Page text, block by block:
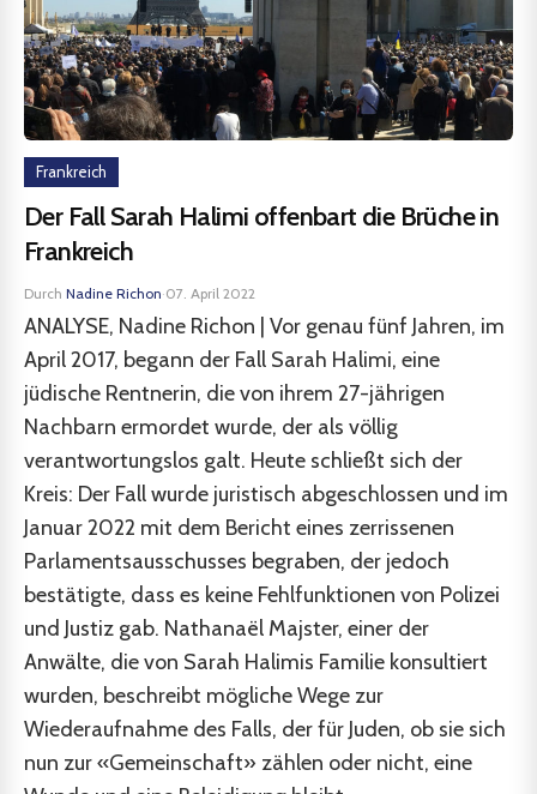
Frankreich
Der Fall Sarah Halimi offenbart die Brüche in
Frankreich
Durch Nadine Richon·07. April 2022
ANALYSE, Nadine Richon | Vor genau fünf Jahren, im
April 2017, begann der Fall Sarah Halimi, eine
jüdische Rentnerin, die von ihrem 27-jährigen
Nachbarn ermordet wurde, der als völlig
verantwortungslos galt. Heute schließt sich der
Kreis: Der Fall wurde juristisch abgeschlossen und im
Januar 2022 mit dem Bericht eines zerrissenen
Parlamentsausschusses begraben, der jedoch
bestätigte, dass es keine Fehlfunktionen von Polizei
und Justiz gab. Nathanaël Majster, einer der
Anwälte, die von Sarah Halimis Familie konsultiert
wurden, beschreibt mögliche Wege zur
Wiederaufnahme des Falls, der für Juden, ob sie sich
nun zur «Gemeinschaft» zählen oder nicht, eine